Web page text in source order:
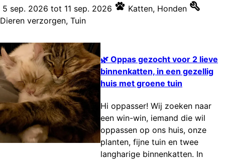
5 sep. 2026 tot 11 sep. 2026 Katten, Honden
Dieren verzorgen, Tuin
🌿 Oppas gezocht voor 2 lieve
binnenkatten, in een gezellig
huis met groene tuin
Hi oppasser! Wij zoeken naar
een win-win, iemand die wil
oppassen op ons huis, onze
planten, fijne tuin en twee
langharige binnenkatten. In